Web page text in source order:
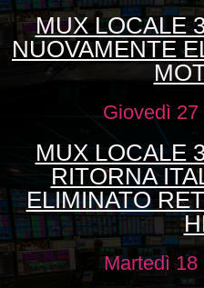
MUX LOCALE
NUOVAMENTE
Giovedì
MUX LOCALE
RITORNA
ELIMINATO
Martedì 18